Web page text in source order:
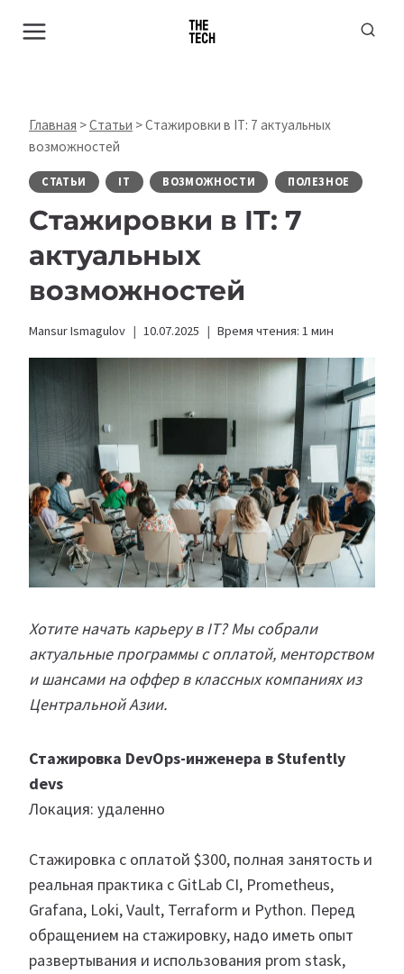
Главная >Статьи >Стажировки в IT: 7 актуальных
возможностей
СТАТЬИ IT ВОЗМОЖНОСТИ ПОЛЕЗНОЕ
Стажировки в IT: 7
актуальных
возможностей
Mansur Ismagulov 10.07.2025 Время чтения: 1 мин
Хотите начать карьеру в IT? Мы собрали
актуальные программы с оплатой, менторством
и шансами на оффер в классных компаниях из
Центральной Азии.
Стажировка DevOps-инженера в Stufently
devs
Локация: удаленно
Стажировка с оплатой $300, полная занятость и
реальная практика с GitLab CI, Prometheus,
Grafana, Loki, Vault, Terraform и Python. Перед
обращением на стажировку, надо иметь опыт
развертывания и использования prom stask,